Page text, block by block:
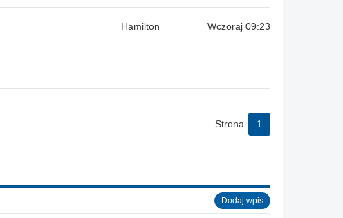
Hamilton Wczoraj 09:23
Strona 1
Dodaj wpis